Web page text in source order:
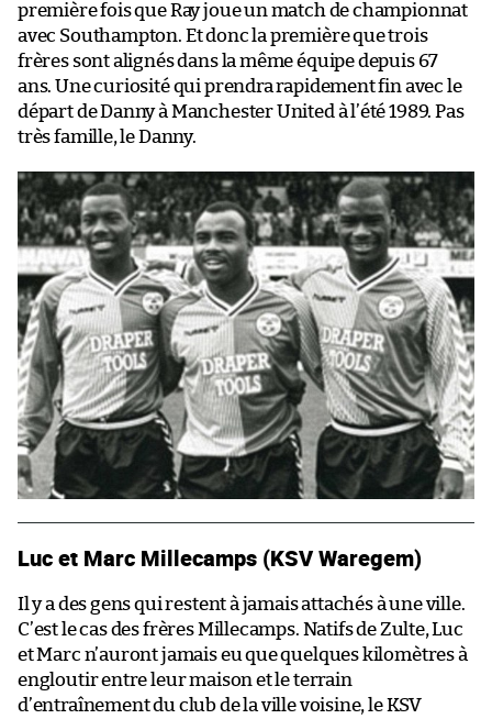
première fois que Ray joue un match de championnat
avec Southampton. Et donc la première que trois
frères sont alignés dans la même équipe depuis 67
ans. Une curiosité qui prendra rapidement fin avec le
départ de Danny à Manchester United à l’été 1989. Pas
très famille, le Danny.
Luc et Marc Millecamps (KSV Waregem)
Il y a des gens qui restent à jamais attachés à une ville.
C’est le cas des frères Millecamps. Natifs de Zulte, Luc
et Marc n’auront jamais eu que quelques kilomètres à
engloutir entre leur maison et le terrain
d’entraînement du club de la ville voisine, le KSV